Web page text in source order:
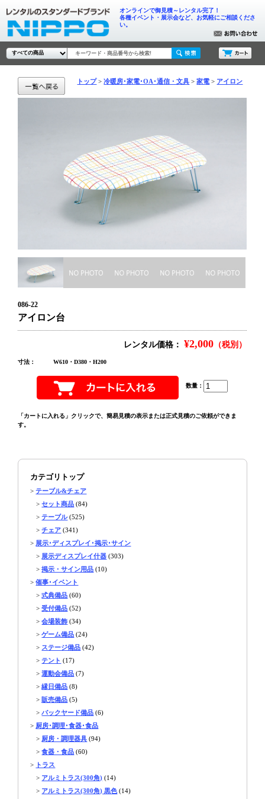
オンラインで御見積～レンタル完了！
各種イベント・展示会など、お気軽にご相談くださ
い。
トップ 冷暖房･家電･OA･通信・文具 家電 アイロン
086-22
アイロン台
レンタル価格： ¥2,000 （税別）
寸法： W610・D380・H200
数量：
「カートに入れる」クリックで、簡易見積の表示または正式見積のご依頼ができま
す。
カテゴリトップ
>テーブル&チェア
>セット商品 (84)
>テーブル(525)
>チェア (341)
> 展示･ディスプレイ･掲示･サイン
> 展示ディスプレイ什器 (303)
>掲示・サイン用品 (10)
>催事･イベント
>式典備品 (60)
>受付備品 (52)
>会場装飾 (34)
>ゲーム備品 (24)
> ステージ備品 (42)
>テント (17)
>運動会備品 (7)
>縁日備品 (8)
> 販売備品 (5)
>バックヤード備品 (6)
> 厨房･調理･食器･食品
> 厨房・調理器具 (94)
>食器・食品 (60)
> トラス
> アルミトラス(300角) (14)
> アルミトラス(300角) 黒色 (14)